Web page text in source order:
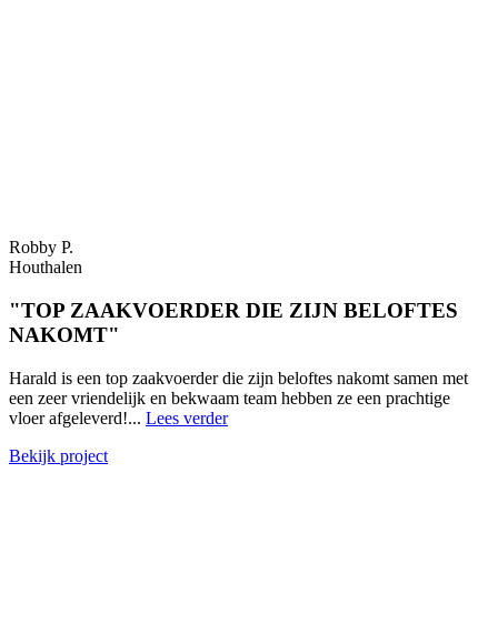
Robby P.
Houthalen
"TOP ZAAKVOERDER DIE ZIJN BELOFTES
NAKOMT"
Harald is een top zaakvoerder die zijn beloftes nakomt samen met
een zeer vriendelijk en bekwaam team hebben ze een prachtige
vloer afgeleverd!... Lees verder
Bekijk project